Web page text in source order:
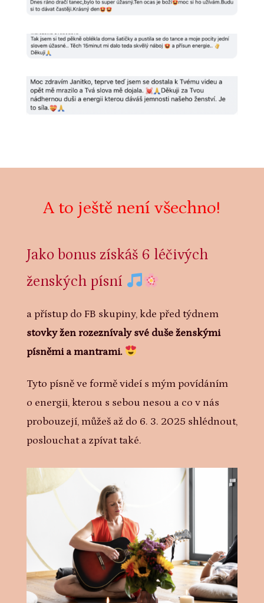
A to ještě není všechno!
Jako bonus získáš 6 léčivých
ženských písní
a přístup do FB skupiny, kde před týdnem
stovky žen rozeznívaly své duše ženskými
písněmi a mantrami.
Tyto písně ve formě videí s mým povídáním
o energii, kterou s sebou nesou a co v nás
probouzejí, můžeš až do 6. 3. 2025 shlédnout,
poslouchat a zpívat také.